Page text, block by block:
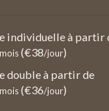
individuelle à partir
(€38/jour)
double à partir de
(€36/jour)